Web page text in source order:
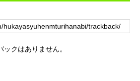
クはありません。